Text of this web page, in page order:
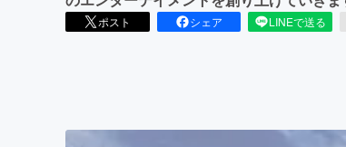
ポスト シェア LINEで送る